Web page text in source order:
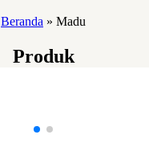
Beranda » Madu
Produk